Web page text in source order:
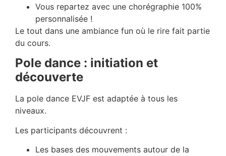
Vous repartez avec une chorégraphie 100%
personnalisée !
Le tout dans une ambiance fun où le rire fait partie
du cours.
Pole dance : initiation et
découverte
La pole dance EVJF est adaptée à tous les
niveaux.
Les participants découvrent :
Les bases des mouvements autour de la